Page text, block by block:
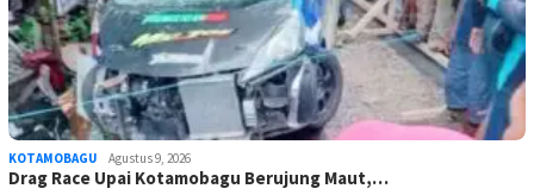
KOTAMOBAGU Agustus 9, 2026
Drag Race Upai Kotamobagu Berujung Maut,…